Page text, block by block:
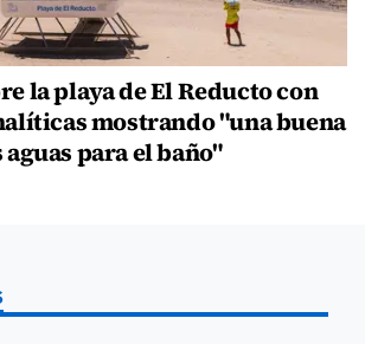
la playa de El Reducto con
mostrando "una buena
para el baño"